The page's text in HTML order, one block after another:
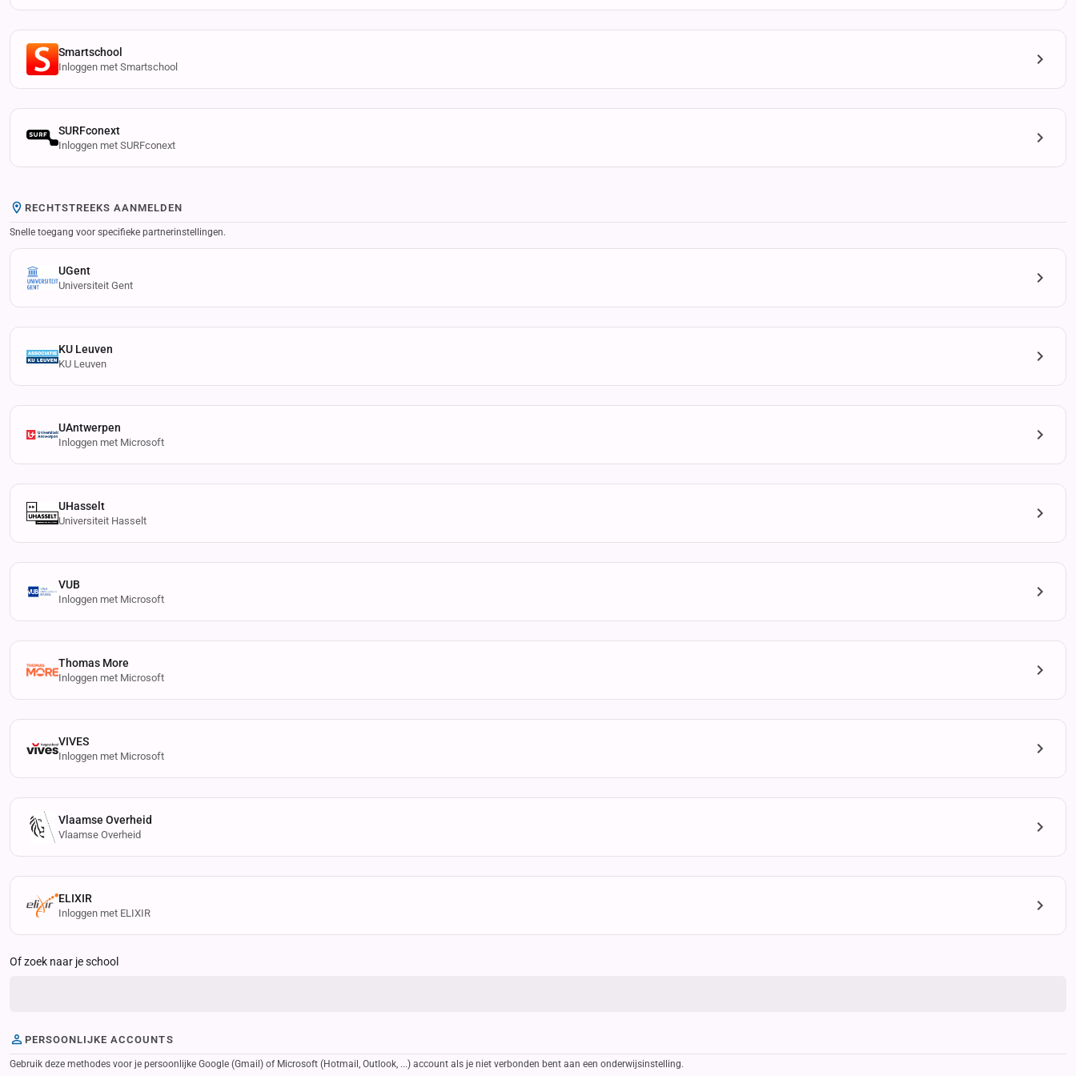
Smartschool
Inloggen met Smartschool
SURFconext
Inloggen met SURFconext
RECHTSTREEKS AANMELDEN
Snelle toegang voor specifieke partnerinstellingen.
UGent
Universiteit Gent
KU Leuven
KU Leuven
UAntwerpen
Inloggen met Microsoft
UHasselt
Universiteit Hasselt
VUB
Inloggen met Microsoft
Thomas More
Inloggen met Microsoft
VIVES
Inloggen met Microsoft
Vlaamse Overheid
Vlaamse Overheid
ELIXIR
Inloggen met ELIXIR
Of zoek naar je school
PERSOONLIJKE ACCOUNTS
Gebruik deze methodes voor je persoonlijke Google (Gmail) of Microsoft (Hotmail, Outlook, ...) account als je niet verbonden bent aan een onderwijsinstelling.